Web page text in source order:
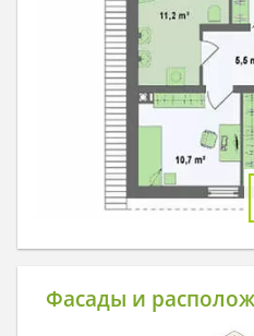
Фасады и